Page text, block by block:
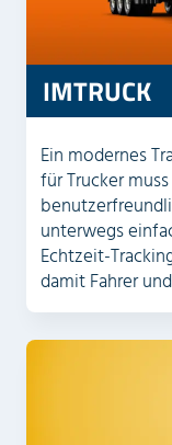
IMTRUCK
Ein modernes
für Trucker
unterwegs
Echtzeit-
damit Fahrer